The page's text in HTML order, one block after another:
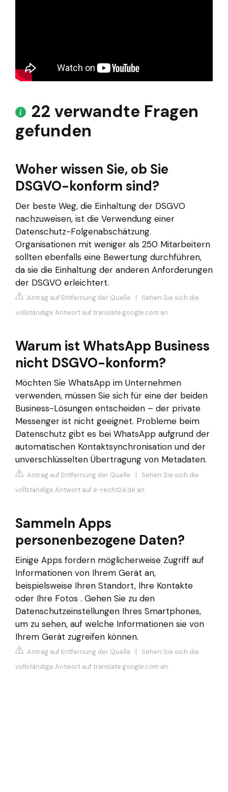
22 verwandte Fragen
gefunden
Woher wissen Sie, ob Sie
DSGVO-konform sind?
Der beste Weg, die Einhaltung der DSGVO
nachzuweisen, ist die Verwendung einer
Datenschutz-Folgenabschätzung.
Organisationen mit weniger als 250 Mitarbeitern
sollten ebenfalls eine Bewertung durchführen,
da sie die Einhaltung der anderen Anforderungen
der DSGVO erleichtert.
Antrag auf Entfernung der Quelle | Sehen Sie sich die
vollständige Antwort auf translate.google.com an
Warum ist WhatsApp Business
nicht DSGVO-konform?
Möchten Sie WhatsApp im Unternehmen
verwenden, müssen Sie sich für eine der beiden
Business-Lösungen entscheiden – der private
Messenger ist nicht geeignet. Probleme beim
Datenschutz gibt es bei WhatsApp aufgrund der
automatischen Kontaktsynchronisation und der
unverschlüsselten Übertragung von Metadaten.
Antrag auf Entfernung der Quelle | Sehen Sie sich die
vollständige Antwort auf e-recht24.de an
Sammeln Apps
personenbezogene Daten?
Einige Apps fordern möglicherweise Zugriff auf
Informationen von Ihrem Gerät an,
beispielsweise Ihren Standort, Ihre Kontakte
oder Ihre Fotos . Gehen Sie zu den
Datenschutzeinstellungen Ihres Smartphones,
um zu sehen, auf welche Informationen sie von
Ihrem Gerät zugreifen können.
Antrag auf Entfernung der Quelle | Sehen Sie sich die
vollständige Antwort auf translate.google.com an